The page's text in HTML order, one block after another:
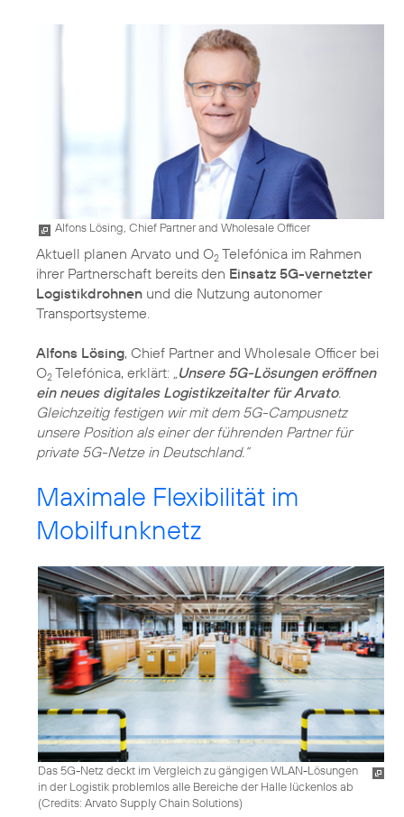
Alfons Lösing, Chief Partner and Wholesale Officer
Aktuell planen Arvato und O2 Telefónica im Rahmen
ihrer Partnerschaft bereits den Einsatz 5G-vernetzter
Logistikdrohnen und die Nutzung autonomer
Transportsysteme.
Alfons Lösing, Chief Partner and Wholesale Officer bei
O2 Telefónica, erklärt: „Unsere 5G-Lösungen eröffnen
ein neues digitales Logistikzeitalter für Arvato.
Gleichzeitig festigen wir mit dem 5G-Campusnetz
unsere Position als einer der führenden Partner für
private 5G-Netze in Deutschland.“
Maximale Flexibilität im
Mobilfunknetz
Das 5G-Netz deckt im Vergleich zu gängigen WLAN-Lösungen
in der Logistik problemlos alle Bereiche der Halle lückenlos ab
(Credits: Arvato Supply Chain Solutions)